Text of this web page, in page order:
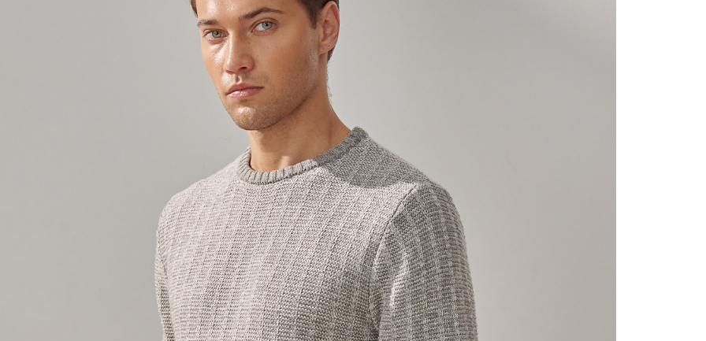
1.初回 AFTEEを ご利用の際に、認証結果及び当社の審査の結果に基づ
き、限度額が設定されます。
2.決済金額は最低NT$20です。
3.現在、台湾の会員のみご利用いただけます。
三、利用規約「AFTEE代金後払い」（以下当サービスという）はネット
プロテクションズ（以下 AFTEE という）が提供し、AFTEEが代金を徴収
します。当サービスご利用の際に提供しなければならない個人情報（注
文者の氏名、電話番号、受取人の氏名、電話番号、受取人住所を含むが
これに限らない）は、AFTEEに渡され当サービスで必要な範囲内で利用
されます。AFTEEの個人情報の収集、処理、利用について、詳細は
AFTEE公式ホームページの『個人情報の収集、処理及び利用に関する声
明』をご参照ください（https://aftee.tw/privacypolicy/
AFTEEの初回ご利用の際に、審査を通過すれば、最高額がNT$10,000に
なります。支払い期限を過ぎた場合、その金額に基づいて年利20%の遅
延滞納金が加算されます。未成年の利用者は、事前に法定代理人または
後見人の同意を得ればAFTEEをご利用いただけます。
個人情報の処理、利用について疑問がある、または関連する法律の権利
を行使したい場合は、ネットプロテクションズ
cs_tw@netprotections.co.jpにご連絡ください。上記に示した個人情報
を、必要な購入注文書とあわせてAFTEEにご提供いただく、または
AFTEEにあなたの個人情報の収集、処理、利用を許可することににご同